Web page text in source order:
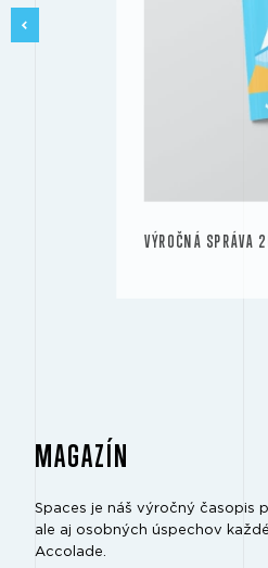
VÝROČNÁ SPRÁVA
MAGAZÍN
Spaces je náš výročný časopis
ale aj osobných úspechov
Accolade.